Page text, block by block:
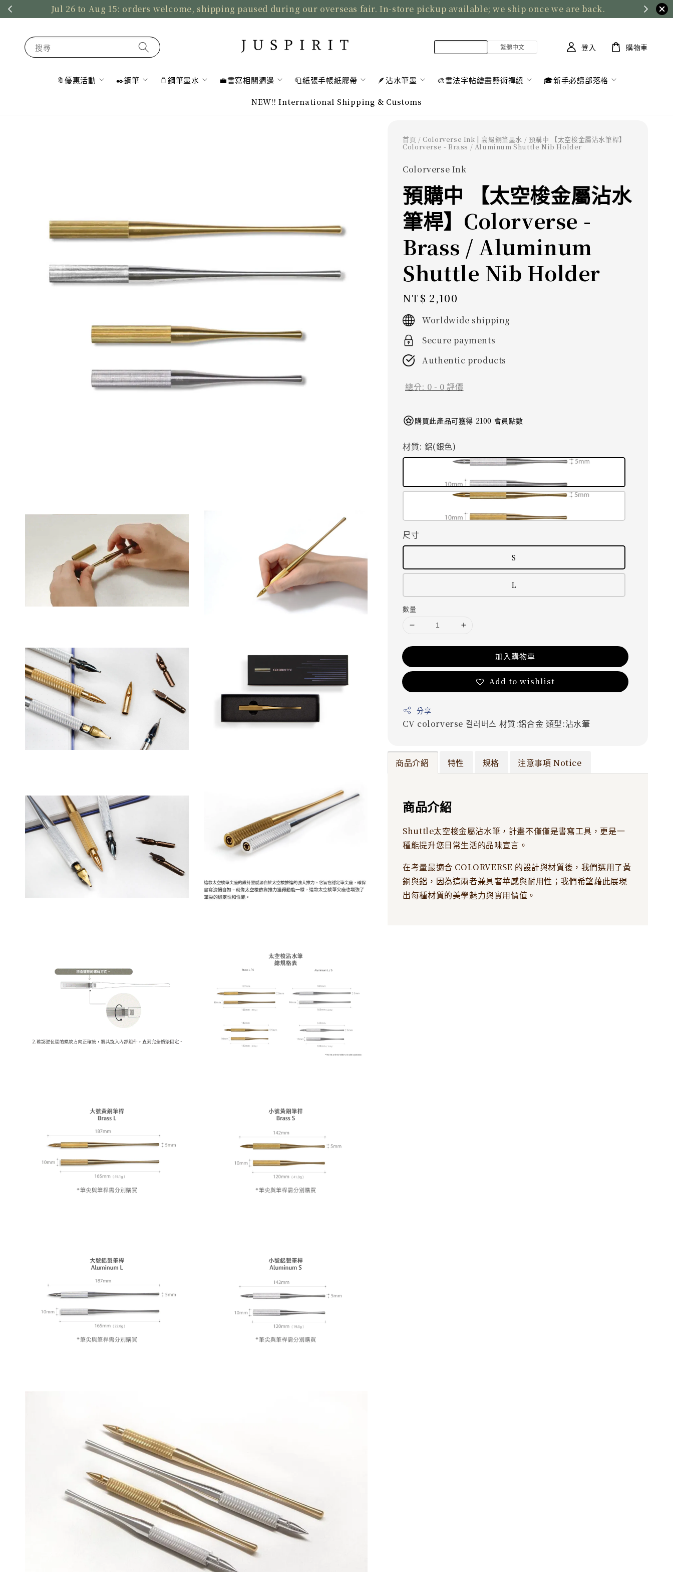
Jul 26 to Aug 15: orders welcome, shipping paused during our overseas fair. In-store pickup available; we ship once we are back.
搜尋
🔖優惠活動 ✒️鋼筆 🫙鋼筆墨水 💼書寫相關週邊 🧻紙張手帳紙膠帶 🪶沾水筆墨 🎨書法字帖繪畫藝術禪繞 🎓新手必讀部落格
NEW!! International Shipping & Customs
登入 購物車
首頁 /Colorverse Ink | 高級鋼筆墨水 / 預購中 【太空梭金屬沾水筆桿】
Colorverse - Brass / Aluminum Shuttle Nib Holder
Colorverse Ink
預購中 【太空梭金屬沾水
筆桿】Colorverse -
Brass / Aluminum
Shuttle Nib Holder
Regular
price
NT$ 2,100
Worldwide shipping
Secure payments
Authentic products
總分: 0 - 0 評價
購買此產品可獲得 2100 會員點數
材質: 鋁(銀色)
尺寸
S
L
數量
加入購物車
Add to wishlist
分享
CV colorverse 컬러버스 材質:鋁合金 類型:沾水筆
商品介紹 特性 規格 注意事項 Notice
商品介紹
Shuttle太空梭金屬沾水筆，計畫不僅僅是書寫工具，更是一
種能提升您日常生活的品味宣言。
在考量最適合 COLORVERSE 的設計與材質後，我們選用了黃
銅與鋁，因為這兩者兼具奢華感與耐用性；我們希望藉此展現
出每種材質的美學魅力與實用價值。